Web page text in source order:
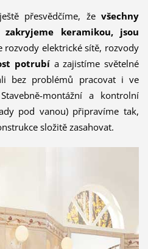
přesvědčíme, ževšechny
keramikou, jsou
rozvody elektrické sítě, rozvody
potrubí a zajistíme světelné
bez problémů pracovat i ve
montážní a kontrolní
pod vanou) připravíme tak,
složitě zasahovat.